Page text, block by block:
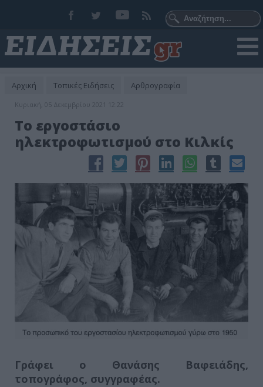
Αρχική Τοπικές Ειδήσεις Αρθρογραφία
Κυριακή, 05 Δεκεμβρίου 2021 12:22
Το εργοστάσιο
ηλεκτροφωτισμού στο Κιλκίς
Γράφει ο Θανάσης Βαφειάδης,
τοπογράφος, συγγραφέας.